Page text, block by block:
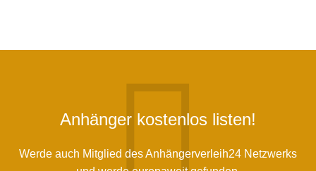
Anhänger kostenlos listen!
Werde auch Mitglied des Anhängerverleih24 Netzwerks